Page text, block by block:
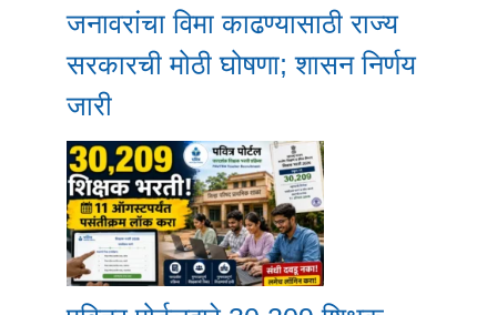
जनावरांचा विमा काढण्यासाठी राज्य
सरकारची मोठी घोषणा; शासन निर्णय
जारी